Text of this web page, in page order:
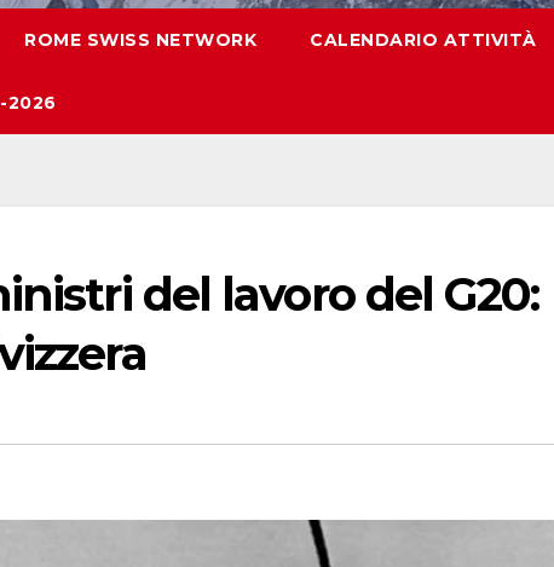
ROME SWISS NETWORK CALENDARIO ATTIVITÀ
2026
del lavoro del G20: